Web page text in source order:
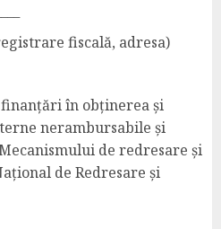
fiscală, adresa)
în obținerea și
nerambursabile și
de redresare și
de Redresare și